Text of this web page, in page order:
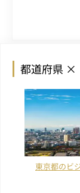
都道府県 ×
東京都のビ